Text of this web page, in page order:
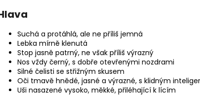
Suchá a protáhlá, ale ne příliš jemná
Lebka mírně klenutá
Stop jasně patrný, ne však příliš výrazný
Nos vždy černý, s dobře otevřenými nozdrami
Silné čelisti se střižným skusem
Oči tmavě hnědé, jasné a výrazné, s klidným
Uši nasazené vysoko, měkké, přiléhající k lícím